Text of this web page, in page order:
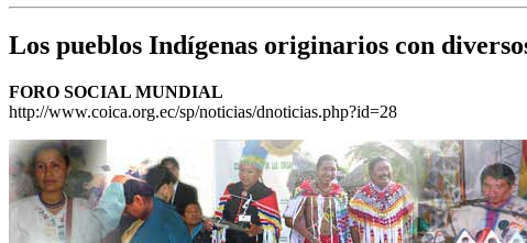
Los pueblos Indígenas originarios con
FORO SOCIAL MUNDIAL
http://www.coica.org.ec/sp/noticias/dnoticias.php?id=28